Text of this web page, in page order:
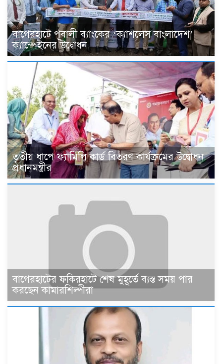
বাগেরহাটে পূবালী ব্যাংকের ‘ক্যাশলেস বাংলাদেশ’
ক্যাম্পেইনের উদ্বোধন
তৃতীয় ধাপে ফ্যামিলি কার্ড বিতরণ কার্যক্রমের উদ্বোধন
প্রধানমন্ত্রীর
বাগেরহাটের ফকিরহাটে শেষ মুহূর্তে ব্যস্ত সময় পার
করছেন কামারশিল্পীরা